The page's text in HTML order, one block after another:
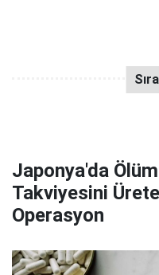
Japonya'da
Takviyesini
Operasyon